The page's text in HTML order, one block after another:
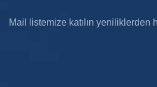
Mail listemize katılın yeniliklerden